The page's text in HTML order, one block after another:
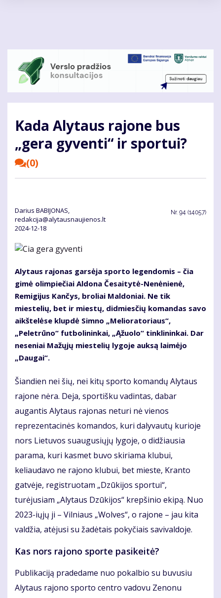
Kada Alytaus rajone bus
„gera gyventi“ ir sportui?
(0)
Darius BABIJONAS,
redakcija@alytausnaujienos.lt
2024-12-18
Nr. 94 (14057)
Alytaus rajonas garsėja sporto legendomis – čia
gimė olimpiečiai Aldona Česaitytė-Nenėnienė,
Remigijus Kančys, broliai Maldoniai. Ne tik
miestelių, bet ir miestų, didmiesčių komandas savo
aikštelėse klupdė Simno „Melioratoriaus“,
„Peletrūno“ futbolininkai, „Ąžuolo“ tinklininkai. Dar
neseniai Mažųjų miestelių lygoje auksą laimėjo
„Daugai“.
Šiandien nei šių, nei kitų sporto komandų Alytaus
rajone nėra. Deja, sportišku vadintas, dabar
augantis Alytaus rajonas neturi nė vienos
reprezentacinės komandos, kuri dalyvautų kurioje
nors Lietuvos suaugusiųjų lygoje, o didžiausia
parama, kuri kasmet buvo skiriama klubui,
keliaudavo ne rajono klubui, bet mieste, Kranto
gatvėje, registruotam „Dzūkijos sportui“,
turėjusiam „Alytaus Dzūkijos“ krepšinio ekipą. Nuo
2023-iųjų ji – Vilniaus „Wolves“, o rajone – jau kita
valdžia, atėjusi su žadėtais pokyčiais savivaldoje.
Kas nors rajono sporte pasikeitė?
Publikaciją pradedame nuo pokalbio su buvusiu
Alytaus rajono sporto centro vadovu Zenonu